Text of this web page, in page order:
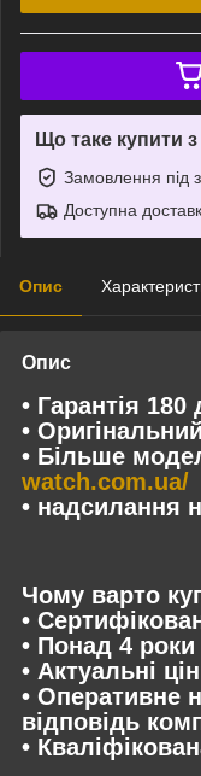
Що таке купити
Замовлення під
Доступна
Опис
Опис
• Гарантія 180
•
• Більше
watch.com.ua/
• надсилання
Чому варто
•
• Понад 4
• Актуальні
• Оперативне
відповідь
•